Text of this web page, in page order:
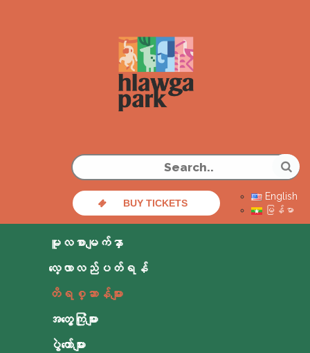
BUY TICKETS
English
မြန်မာ
မူလစာမျက်နှာ
လေ့လာလည်ပတ်ရန်
တိရစ္ဆာန်များ
အတွေ့ကြုံများ
ပွဲတော်များ